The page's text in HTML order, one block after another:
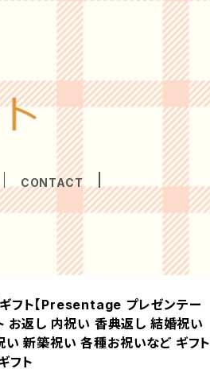
CONTACT
ギフト【Presentage プレゼンテー
ト お返し 内祝い 香典返し 結婚祝い
新築祝い 各種お祝いなど ギフト
フト